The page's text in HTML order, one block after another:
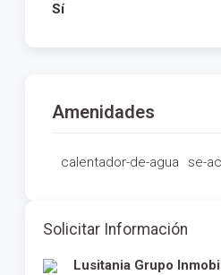
Sí
Amenidades
calentador-de-agua se-
Solicitar Información
Lusitania Grupo